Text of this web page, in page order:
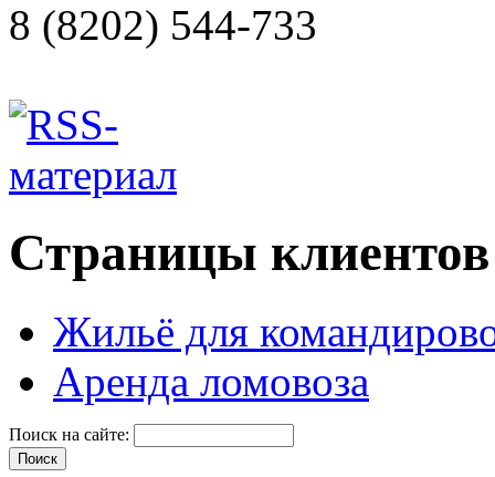
8 (8202) 544-733
Страницы клиентов
Жильё для
Аренда ломовоза
Поиск на сайте: